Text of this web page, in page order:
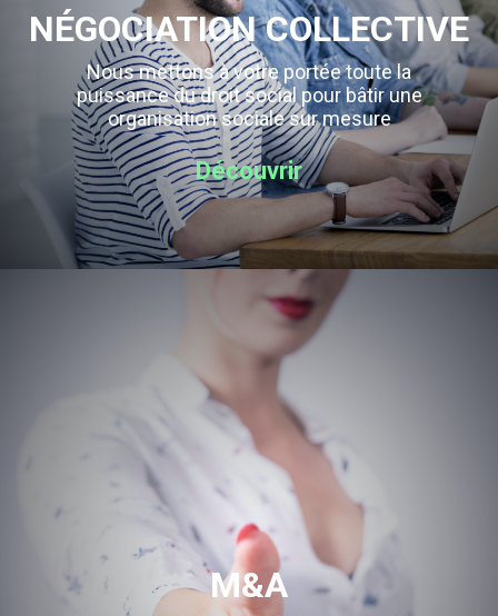
NÉGOCIATION COLLECTIVE
Nous mettons à votre portée toute la
puissance du droit social pour bâtir une
organisation sociale sur mesure
Découvrir
M&A